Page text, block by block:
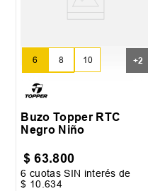
6 8 10
12
+2
Buzo Topper RTC
Negro Niño
$ 63.800
6 cuotas SIN interés de
$ 10 .634